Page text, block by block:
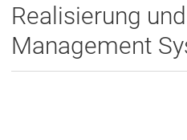
Realisierung
Management